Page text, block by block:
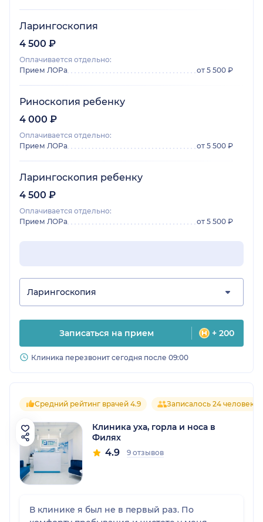
Ларингоскопия
4 500 ₽
Оплачивается отдельно:
Прием ЛОРа
от 5 500 ₽
Риноскопия ребенку
4 000 ₽
Оплачивается отдельно:
Прием ЛОРа
от 5 500 ₽
Ларингоскопия ребенку
4 500 ₽
Оплачивается отдельно:
Прием ЛОРа
от 5 500 ₽
Ларингоскопия
Записаться на прием + 200
Клиника перезвонит сегодня после 09:00
Средний рейтинг врачей 4.9 Записалось 24 человека
Клиника уха, горла и носа в
Филях
4.9 9 отзывов
В клинике я был не в первый раз. По